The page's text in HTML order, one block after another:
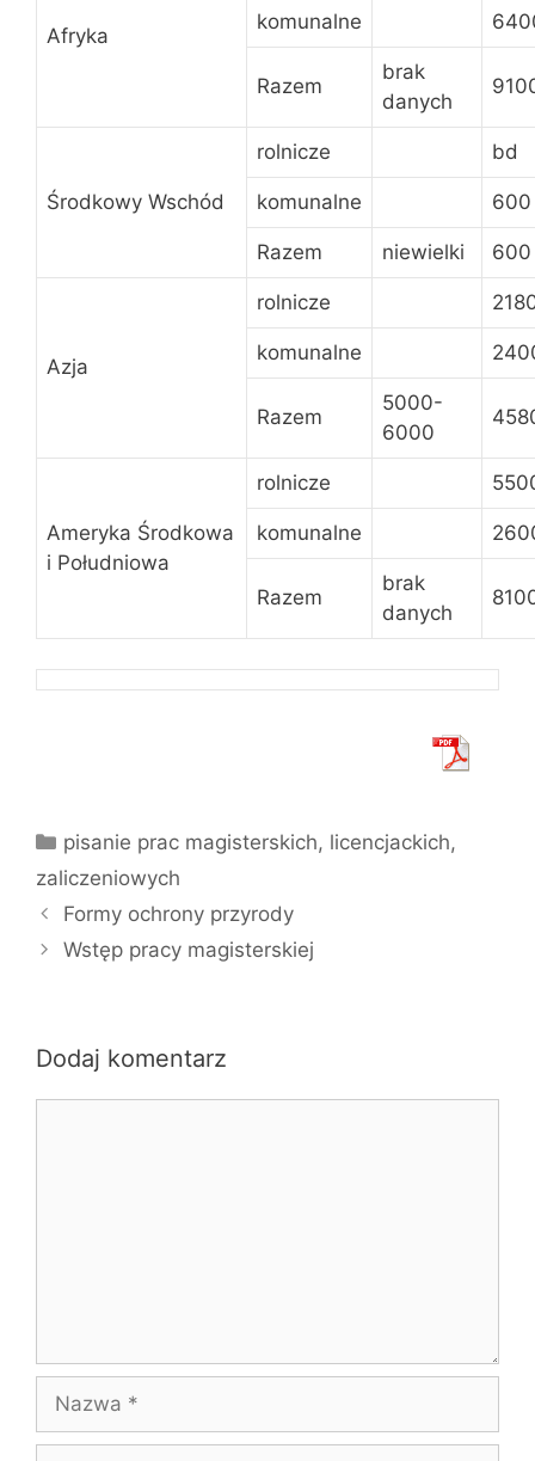
Afryka
komunalne
Razem
brak
danych
Środkowy Wschód
rolnicze bd
komunalne 600
Razem niewielki 600
Azja
rolnicze
komunalne
Razem
5000-
6000
Ameryka Środkowa
i Południowa
rolnicze
komunalne
Razem
brak
danych
Kategorie
pisanie prac magisterskich, licencjackich,
zaliczeniowych
Formy ochrony przyrody
Wstęp pracy magisterskiej
Dodaj komentarz